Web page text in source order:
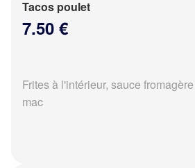
Tacos poulet
7.50 €
Frites à l'intérieur, sauce
mac